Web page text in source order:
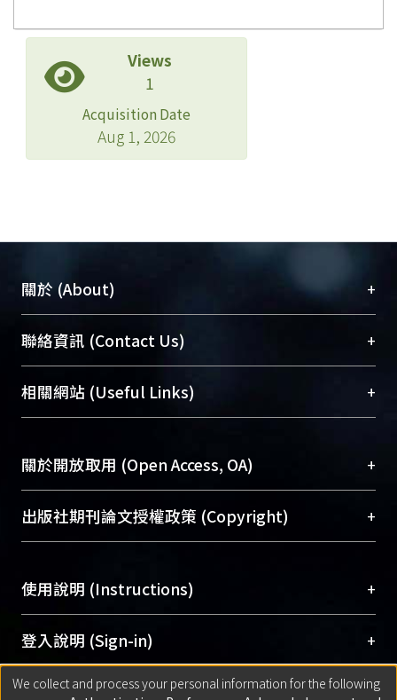
Views
1
Acquisition Date
Aug 1, 2026
關於 (About) +
臺大位居世界頂尖大學之列，為永久珍藏及向國際
展現本校豐碩的研究成果及學術能量，圖書館整合
機構典藏（NTUR）與學術庫（AH）不同功能平
台，成為臺大學術典藏NTU scholars。期能整合研
成果。
To permanently archive and promote researcher
profiles and scholarly works, Library integrates the
services of “NTU Repository” with “Academic
聯絡資訊 (Contact Us) +
總館學科館員(Main Library)
醫學圖書館學科館員(Medical Library)
Sciences Library)
相關網站 (Useful Links) +
關於開放取用 (Open Access, OA) +
開放取用是從使用者角度提升資訊取用性的社會運
動，應用在學術研究上是透過將研究著作公開供使
用逐年攀升。同時可加速研究發展、提升研究影響
Archive）平台。 （點選深入了解OA）
出版社期刊論文授權政策 (Copyright) +
含部分內容的版權非匯入者所有，或由第三方贊
助與合作完成，請確認該版權所有者及第三方同
意提供此授權。
Please represent that the submission is your
original work, and that you have the right to
使用說明 (Instructions) +
網站簡介(Quickstart Guide)
使用手冊(Instruction Manual)
線上預約服務(Booking Service)
登入說明 (Sign-in) +
方案一：臺灣大學計算機中心帳號登入
匯入著作 (Submission) +
We collect and process your personal information for the following